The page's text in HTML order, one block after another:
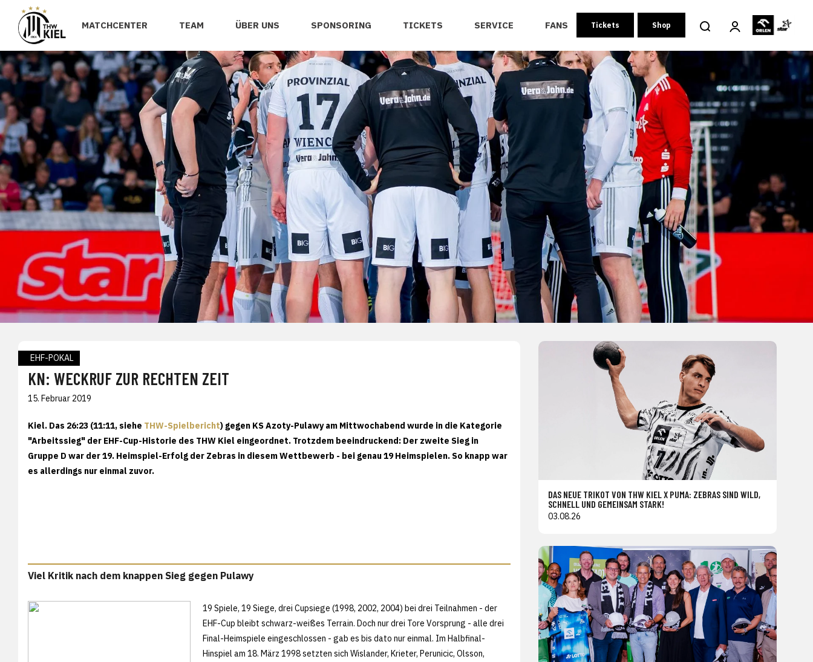
MATCHCENTER TEAM ÜBER UNS SPONSORING TICKETS SERVICE FANS Tickets Shop
EHF-POKAL
KN: WECKRUF ZUR RECHTEN ZEIT
15. Februar 2019
Kiel. Das 26:23 (11:11, siehe THW-Spielbericht) gegen KS Azoty-Pulawy am Mittwochabend wurde in die Kategorie
"Arbeitssieg" der EHF-Cup-Historie des THW Kiel eingeordnet. Trotzdem beeindruckend: Der zweite Sieg in
Gruppe D war der 19. Heimspiel-Erfolg der Zebras in diesem Wettbewerb - bei genau 19 Heimspielen. So knapp war
es allerdings nur einmal zuvor.
Viel Kritik nach dem knappen Sieg gegen Pulawy
19 Spiele, 19 Siege, drei Cupsiege (1998, 2002, 2004) bei drei Teilnahmen - der
EHF-Cup bleibt schwarz-weißes Terrain. Doch nur drei Tore Vorsprung - alle drei
Final-Heimspiele eingeschlossen - gab es bis dato nur einmal. Im Halbfinal-
Hinspiel am 18. März 1998 setzten sich Wislander, Krieter, Perunicic, Olsson,
DAS NEUE TRIKOT VON THW KIEL X PUMA: ZEBRAS SIND WILD,
SCHNELL UND GEMEINSAM STARK!
03.08.26